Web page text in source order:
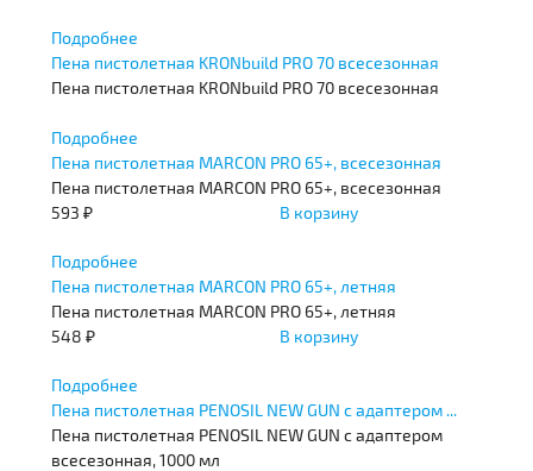
Подробнее
Пена пистолетная KRONbuild PRO 70 всесезонная
Пена пистолетная KRONbuild PRO 70 всесезонная
Подробнее
Пена пистолетная MARCON PRO 65+, всесезонная
Пена пистолетная MARCON PRO 65+, всесезонная
593 ₽
В корзину
Подробнее
Пена пистолетная MARCON PRO 65+, летняя
Пена пистолетная MARCON PRO 65+, летняя
548 ₽
В корзину
Подробнее
Пена пистолетная PENOSIL NEW GUN с адаптером ...
Пена пистолетная PENOSIL NEW GUN с адаптером
всесезонная, 1000 мл